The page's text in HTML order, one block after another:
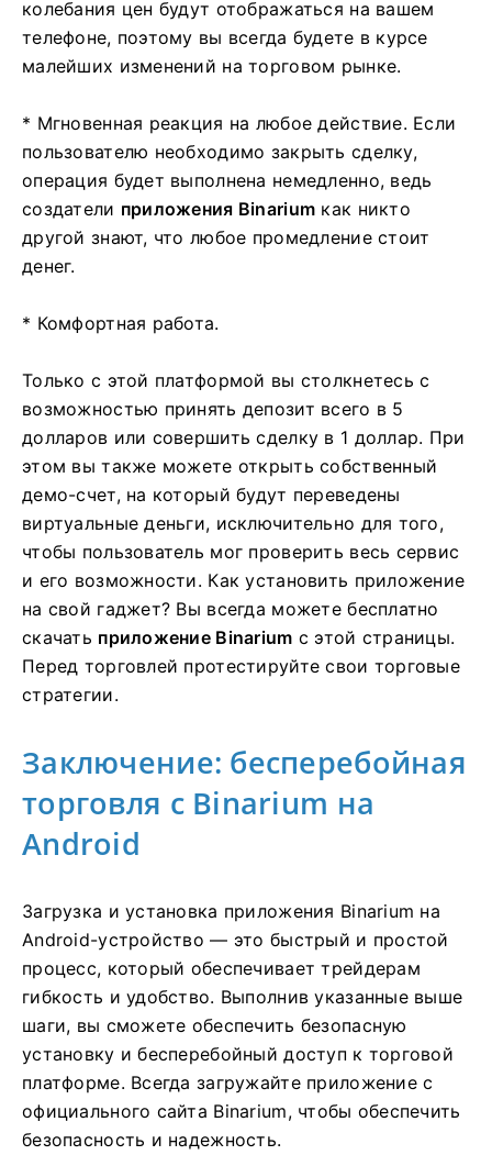
колебания цен будут отображаться на вашем
телефоне, поэтому вы всегда будете в курсе
малейших изменений на торговом рынке.
* Мгновенная реакция на любое действие. Если
пользователю необходимо закрыть сделку,
операция будет выполнена немедленно, ведь
создатели приложения Binarium как никто
другой знают, что любое промедление стоит
денег.
* Комфортная работа.
Только с этой платформой вы столкнетесь с
возможностью принять депозит всего в 5
долларов или совершить сделку в 1 доллар. При
этом вы также можете открыть собственный
демо-счет, на который будут переведены
виртуальные деньги, исключительно для того,
чтобы пользователь мог проверить весь сервис
и его возможности. Как установить приложение
на свой гаджет? Вы всегда можете бесплатно
скачать приложение Binarium с этой страницы.
Перед торговлей протестируйте свои торговые
стратегии.
Заключение: бесперебойная
торговля с Binarium на
Android
Загрузка и установка приложения Binarium на
Android-устройство — это быстрый и простой
процесс, который обеспечивает трейдерам
гибкость и удобство. Выполнив указанные выше
шаги, вы сможете обеспечить безопасную
установку и бесперебойный доступ к торговой
платформе. Всегда загружайте приложение с
официального сайта Binarium, чтобы обеспечить
безопасность и надежность.